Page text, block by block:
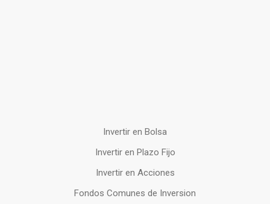
Invertir en Bolsa
Invertir en Plazo Fijo
Invertir en Acciones
Fondos Comunes de Inversion